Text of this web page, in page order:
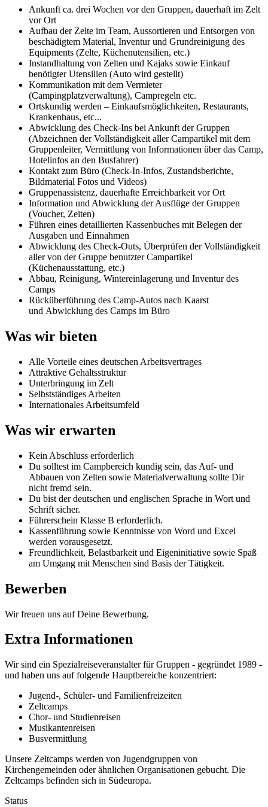
Ankunft ca. drei Wochen vor den Gruppen, dauerhaft im Zelt
vor Ort
Aufbau der Zelte im Team, Aussortieren und Entsorgen von
beschädigtem Material, Inventur und Grundreinigung des
Equipments (Zelte, Küchenutensilien, etc.)
Instandhaltung von Zelten und Kajaks sowie Einkauf
benötigter Utensilien (Auto wird gestellt)
Kommunikation mit dem Vermieter
(Campingplatzverwaltung), Campregeln etc.
Ortskundig werden – Einkaufsmöglichkeiten, Restaurants,
Krankenhaus, etc...
Abwicklung des Check-Ins bei Ankunft der Gruppen
(Abzeichnen der Vollständigkeit aller Campartikel mit dem
Gruppenleiter, Vermittlung von Informationen über das Camp,
Hotelinfos an den Busfahrer)
Kontakt zum Büro (Check-In-Infos, Zustandsberichte,
Bildmaterial Fotos und Videos)
Gruppenassistenz, dauerhafte Erreichbarkeit vor Ort
Information und Abwicklung der Ausflüge der Gruppen
(Voucher, Zeiten)
Führen eines detaillierten Kassenbuches mit Belegen der
Ausgaben und Einnahmen
Abwicklung des Check-Outs, Überprüfen der Vollständigkeit
aller von der Gruppe benutzter Campartikel
(Küchenausstattung, etc.)
Abbau, Reinigung, Wintereinlagerung und Inventur des
Camps
Rücküberführung des Camp-Autos nach Kaarst
und Abwicklung des Camps im Büro
Was wir bieten
Alle Vorteile eines deutschen Arbeitsvertrages
Attraktive Gehaltsstruktur
Unterbringung im Zelt
Selbstständiges Arbeiten
Internationales Arbeitsumfeld
Was wir erwarten
Kein Abschluss erforderlich
Du solltest im Campbereich kundig sein, das Auf- und
Abbauen von Zelten sowie Materialverwaltung sollte Dir
nicht fremd sein.
Du bist der deutschen und englischen Sprache in Wort und
Schrift sicher.
Führerschein Klasse B erforderlich.
Kassenführung sowie Kenntnisse von Word und Excel
werden vorausgesetzt.
Freundlichkeit, Belastbarkeit und Eigeninitiative sowie Spaß
am Umgang mit Menschen sind Basis der Tätigkeit.
Bewerben
Wir freuen uns auf Deine Bewerbung.
Extra Informationen
Wir sind ein Spezialreiseveranstalter für Gruppen - gegründet 1989 -
und haben uns auf folgende Hauptbereiche konzentriert:
Jugend-, Schüler- und Familienfreizeiten
Zeltcamps
Chor- und Studienreisen
Musikantenreisen
Busvermittlung
Unsere Zeltcamps werden von Jugendgruppen von
Kirchengemeinden oder ähnlichen Organisationen gebucht. Die
Zeltcamps befinden sich in Südeuropa.
Status